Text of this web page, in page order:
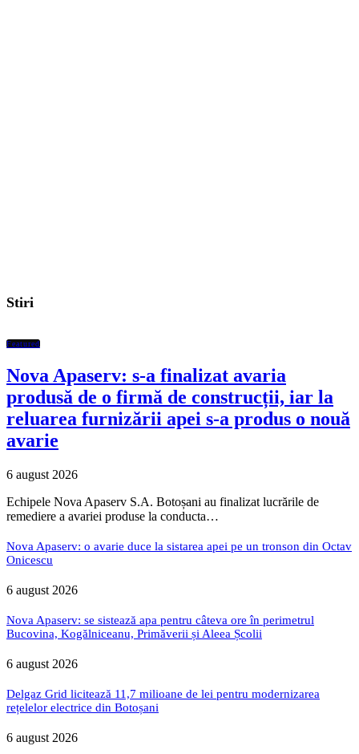
Stiri
Featured
Nova Apaserv: s-a finalizat avaria
produsă de o firmă de construcții, iar la
reluarea furnizării apei s-a produs o nouă
avarie
6 august 2026
Echipele Nova Apaserv S.A. Botoșani au finalizat lucrările de
remediere a avariei produse la conducta…
Nova Apaserv: o avarie duce la sistarea apei pe un tronson din Octav
Onicescu
6 august 2026
Nova Apaserv: se sistează apa pentru câteva ore în perimetrul
Bucovina, Kogălniceanu, Primăverii și Aleea Școlii
6 august 2026
Delgaz Grid licitează 11,7 milioane de lei pentru modernizarea
rețelelor electrice din Botoșani
6 august 2026